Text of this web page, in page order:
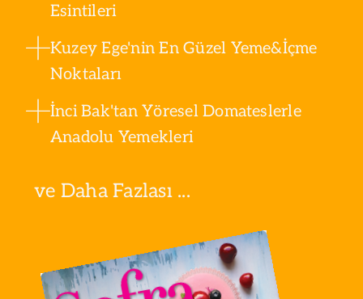
Esintileri
Kuzey Ege'nin En Güzel Yeme&İçme
Noktaları
İnci Bak'tan Yöresel Domateslerle
Anadolu Yemekleri
ve Daha Fazlası ...